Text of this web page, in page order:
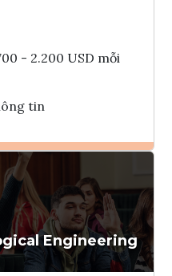
- 2.200 USD mỗi
tin
Ghi danh
Tham vấn Interlink
Engineering